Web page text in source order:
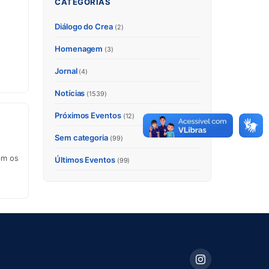
os
Diálogo do Crea (2)
Homenagem (3)
Jornal (4)
Notícias (1539)
Próximos Eventos (12)
Sem categoria (99)
Últimos Eventos (99)